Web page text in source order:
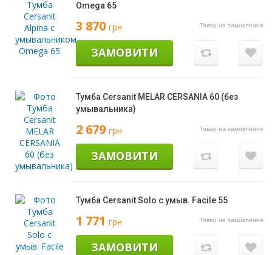
Omega 65
3 870 грн Товар на замовлення
ЗАМОВИТИ
Тумба Cersanit MELAR CERSANIA 60 (без
умывальника)
2 679 грн Товар на замовлення
ЗАМОВИТИ
Тумба Cersanit Solo с умыв. Facile 55
1 771 грн Товар на замовлення
ЗАМОВИТИ